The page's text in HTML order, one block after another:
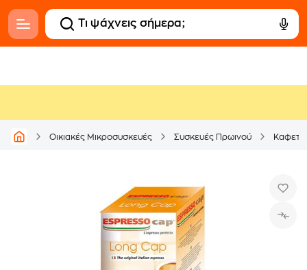
Οικιακές Μικροσυσκευές Συσκευές Πρωινού